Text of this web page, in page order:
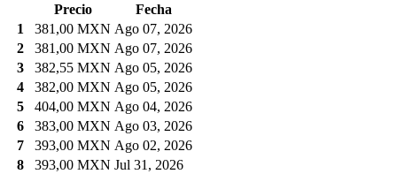
Precio
Fecha
1
381,00 MXN Ago 07, 2026
2
381,00 MXN Ago 07, 2026
3
382,55 MXN Ago 05, 2026
4
382,00 MXN Ago 05, 2026
5
404,00 MXN Ago 04, 2026
6
383,00 MXN Ago 03, 2026
7
393,00 MXN Ago 02, 2026
8
393,00 MXN Jul 31, 2026